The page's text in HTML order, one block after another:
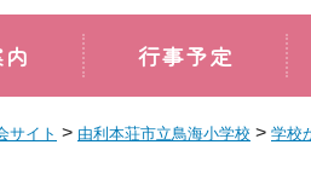
行事予定
サイト > 由利本荘市立鳥海小学校 > 学校